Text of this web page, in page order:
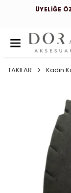
ÜYELİĞE
TAKILAR Kadın